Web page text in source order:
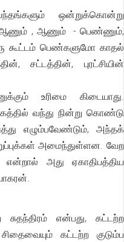
ஒன்றுக்கொன்று
ஆணும் , ஆணும் - பெண்ணும்,
கூட்டம் பெண்களுமோ காதல்
சட்டத்தின், புரட்சியின்
உரிமை கிடையாது.
வந்து நின்று கொண்டு
எழும்பவேண்டும், அந்தக்
அமைந்துள்ளன. வேற
அது ஏகாதிபத்திய
என்பது, கட்டற்ற
கட்டற்ற குடும்ப